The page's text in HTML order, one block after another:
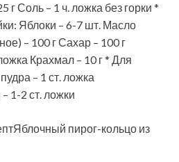
г Соль – 1 ч. ложка без горки *
Яблоки – 6-7 шт. Масло
– 100 г Сахар – 100 г
Крахмал – 10 г * Для
– 1 ст. ложка
1-2 ст. ложки
пирог-кольцо из